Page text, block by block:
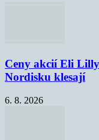
Ceny akcií Eli
Nordisku klesají
6. 8. 2026